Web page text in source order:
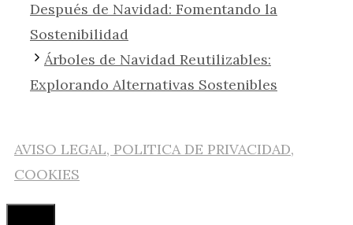
Después de Navidad: Fomentando la
Sostenibilidad
Árboles de Navidad Reutilizables:
Explorando Alternativas Sostenibles
AVISO LEGAL, POLITICA DE PRIVACIDAD,
COOKIES